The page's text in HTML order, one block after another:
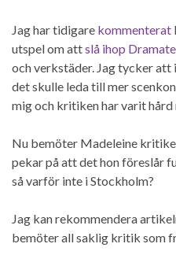
Jag har tidigare kommenterat
utspel om attslå ihop
och verkstäder. Jag tycker
det skulle leda till mer
mig och kritiken har varit
Nu bemöter Madeleine
pekar på att det hon föreslår
så varför inte i Stockholm?
Jag kan rekommendera
bemöter all saklig kritik som